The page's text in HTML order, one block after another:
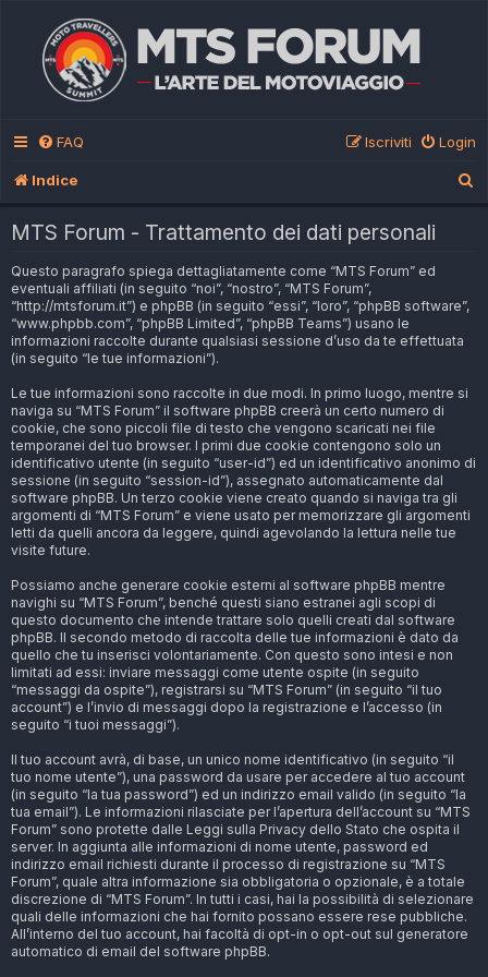
FAQ Login
Iscriviti
Indice
MTS Forum - Trattamento dei dati personali
Questo paragrafo spiega dettagliatamente come “MTS Forum” ed
eventuali affiliati (in seguito “noi”, “nostro”, “MTS Forum”,
“http://mtsforum.it”) e phpBB (in seguito “essi”, “loro”, “phpBB software”,
“www.phpbb.com”, “phpBB Limited”, “phpBB Teams”) usano le
informazioni raccolte durante qualsiasi sessione d’uso da te effettuata
(in seguito “le tue informazioni”).
Le tue informazioni sono raccolte in due modi. In primo luogo, mentre si
naviga su “MTS Forum” il software phpBB creerà un certo numero di
cookie, che sono piccoli file di testo che vengono scaricati nei file
temporanei del tuo browser. I primi due cookie contengono solo un
identificativo utente (in seguito “user-id”) ed un identificativo anonimo di
sessione (in seguito “session-id”), assegnato automaticamente dal
software phpBB. Un terzo cookie viene creato quando si naviga tra gli
argomenti di “MTS Forum” e viene usato per memorizzare gli argomenti
letti da quelli ancora da leggere, quindi agevolando la lettura nelle tue
visite future.
Possiamo anche generare cookie esterni al software phpBB mentre
navighi su “MTS Forum”, benché questi siano estranei agli scopi di
questo documento che intende trattare solo quelli creati dal software
phpBB. Il secondo metodo di raccolta delle tue informazioni è dato da
quello che tu inserisci volontariamente. Con questo sono intesi e non
limitati ad essi: inviare messaggi come utente ospite (in seguito
“messaggi da ospite”), registrarsi su “MTS Forum” (in seguito “il tuo
account”) e l’invio di messaggi dopo la registrazione e l’accesso (in
seguito “i tuoi messaggi”).
Il tuo account avrà, di base, un unico nome identificativo (in seguito “il
tuo nome utente”), una password da usare per accedere al tuo account
(in seguito “la tua password”) ed un indirizzo email valido (in seguito “la
tua email”). Le informazioni rilasciate per l’apertura dell’account su “MTS
Forum” sono protette dalle Leggi sulla Privacy dello Stato che ospita il
server. In aggiunta alle informazioni di nome utente, password ed
indirizzo email richiesti durante il processo di registrazione su “MTS
Forum”, quale altra informazione sia obbligatoria o opzionale, è a totale
discrezione di “MTS Forum”. In tutti i casi, hai la possibilità di selezionare
quali delle informazioni che hai fornito possano essere rese pubbliche.
All’interno del tuo account, hai facoltà di opt-in o opt-out sul generatore
automatico di email del software phpBB.